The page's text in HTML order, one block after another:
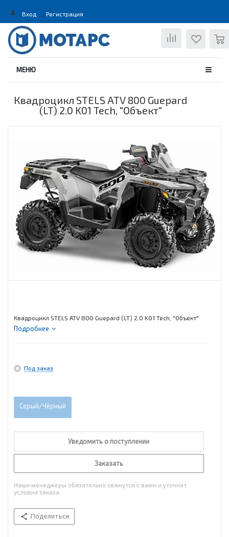
Вход Регистрация
МЕНЮ
Квадроцикл STELS ATV 800 Guepard
(LT) 2.0 K01 Tech, "Объект"
Квадроцикл STELS ATV 800 Guepard (LT) 2.0 K01 Tech, "Объект"
Подробнее
Под заказ
Серый/Чёрный
Уведомить о поступлении
Заказать
Наши менеджеры обязательно свяжутся с вами и уточнят
условия заказа
Поделиться